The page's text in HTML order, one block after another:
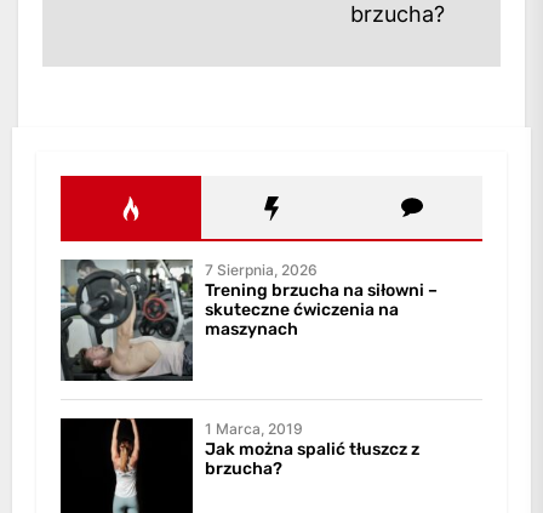
brzucha?
7 Sierpnia, 2026
Trening brzucha na siłowni –
skuteczne ćwiczenia na
maszynach
1 Marca, 2019
Jak można spalić tłuszcz z
brzucha?